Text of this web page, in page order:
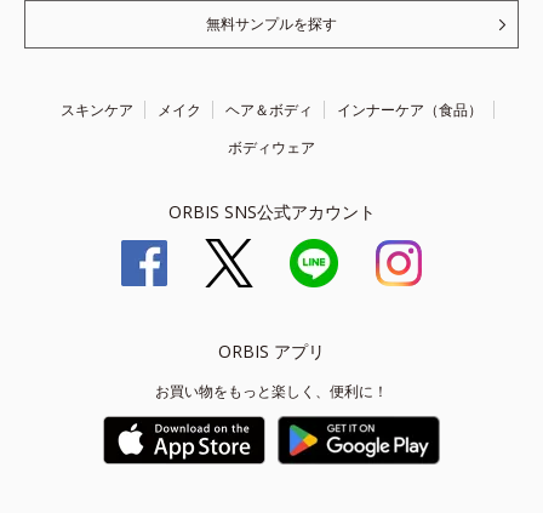
無料サンプルを探す
スキンケア メイク ヘア＆ボディ
インナーケア（食品）
ボディウェア
ORBIS SNS公式アカウント
ORBIS アプリ
お買い物をもっと楽しく、便利に！